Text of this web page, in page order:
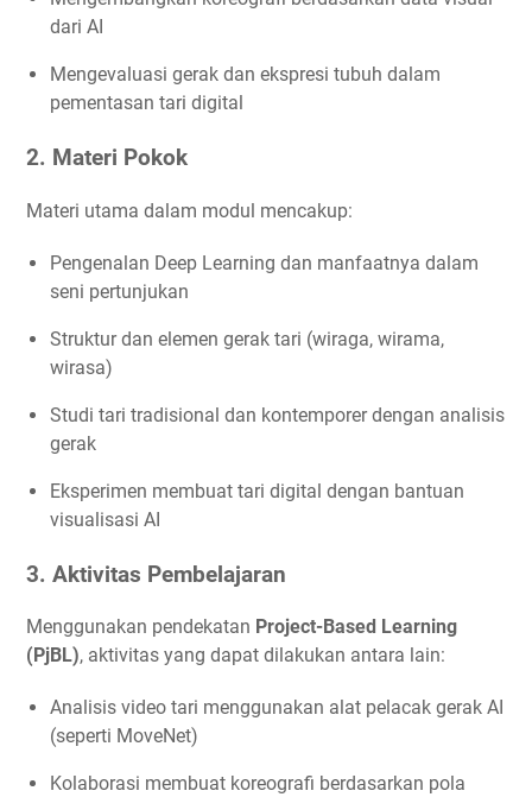
dari AI
Mengevaluasi gerak dan ekspresi tubuh dalam
pementasan tari digital
2. Materi Pokok
Materi utama dalam modul mencakup:
Pengenalan Deep Learning dan manfaatnya dalam
seni pertunjukan
Struktur dan elemen gerak tari (wiraga, wirama,
wirasa)
Studi tari tradisional dan kontemporer dengan analisis
gerak
Eksperimen membuat tari digital dengan bantuan
visualisasi AI
3. Aktivitas Pembelajaran
Menggunakan pendekatan Project-Based Learning
(PjBL), aktivitas yang dapat dilakukan antara lain:
Analisis video tari menggunakan alat pelacak gerak AI
(seperti MoveNet)
Kolaborasi membuat koreografi berdasarkan pola